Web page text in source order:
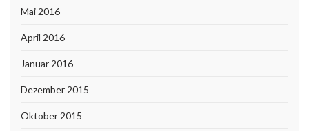
Mai 2016
April 2016
Januar 2016
Dezember 2015
Oktober 2015